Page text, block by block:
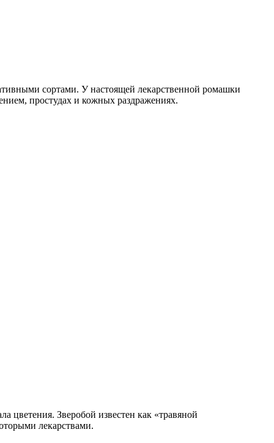
сортами. У настоящей лекарственной ромашки
простудах и кожных раздражениях.
цветения. Зверобой известен как «травяной
лекарствами.